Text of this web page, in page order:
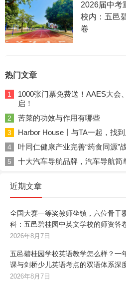
2026届中考
校内：五邑
卷
热门文章
1
1000张门票免费送！AAES大会
启！
2 苦菜的功效与作用有哪些
3 Harbor House丨与TA一起，找
4 叶同仁健康产业完善“药食同源”
5 十大汽车导航品牌，汽车导航简
近期文章
全国大赛一等奖教师坐镇，六位骨干
科：五邑碧桂园中英文学校的师资答
2026年8月7日
五邑碧桂园学校英语教学怎么样？一
课与剑桥少儿英语考点的双语体系深
2026年8月7日